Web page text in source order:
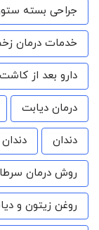
جراحی بسته
خدمات درمان
دارو بعد از
درمان دیابت
دندان
روش درمان
روغن زیتون و